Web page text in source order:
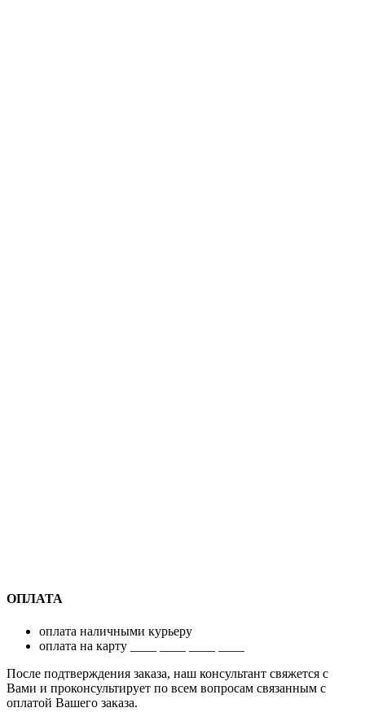
ОПЛАТА
оплата наличными курьеру
оплата на карту ____ ____ ____ ____
После подтверждения заказа, наш консультант свяжется с
Вами и проконсультирует по всем вопросам связанным с
оплатой Вашего заказа.